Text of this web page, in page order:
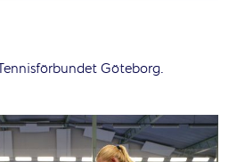
Göteborg.